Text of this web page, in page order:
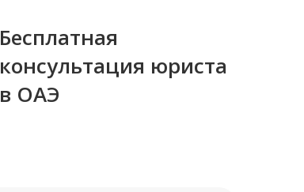
Бесплатная
консультация юриста
в ОАЭ